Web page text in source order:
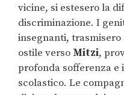
vicine, si estesero la
discriminazione. I
insegnanti,
ostile verso Mitzi,
profonda sofferenza e
scolastico. Le